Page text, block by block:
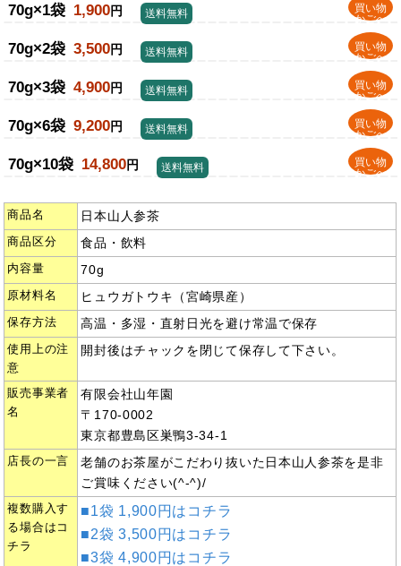
70g×1袋 1,900円
買い物
かごへ
送料無料
70g×2袋 3,500円
買い物
かごへ
送料無料
70g×3袋 4,900円
買い物
かごへ
送料無料
70g×6袋 9,200円
買い物
かごへ
送料無料
70g×10袋 14,800円
買い物
かごへ
送料無料
商品名 日本山人参茶
商品区分 食品・飲料
内容量 70g
原材料名 ヒュウガトウキ（宮崎県産）
保存方法 高温・多湿・直射日光を避け常温で保存
使用上の注
意
開封後はチャックを閉じて保存して下さい。
販売事業者
名
有限会社山年園
〒170-0002
東京都豊島区巣鴨3-34-1
店長の一言
老舗のお茶屋がこだわり抜いた日本山人参茶を是非
ご賞味ください(^-^)/
複数購入す
る場合はコ
チラ
■1袋 1,900円はコチラ
■2袋 3,500円はコチラ
■3袋 4,900円はコチラ